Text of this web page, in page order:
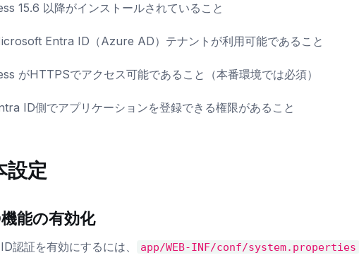
15.6 以降がインストールされていること
Entra ID（Azure AD）テナントが利用可能であること
がHTTPSでアクセス可能であること（本番環境では必須）
ID側でアプリケーションを登録できる権限があること
設定
能の有効化
認証を有効にするには、 app/WEB-INF/conf/system.properties